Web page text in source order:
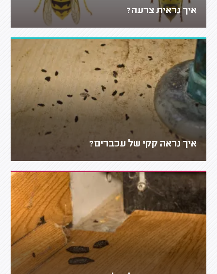
איך נראית צרעה?
איך נראה קקי של עכברים?